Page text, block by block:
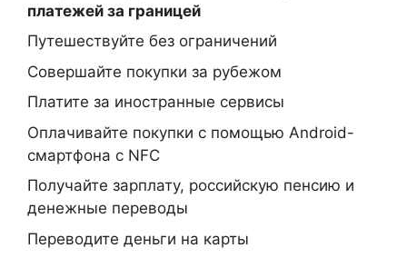
платежей за границей
Путешествуйте без ограничений
Совершайте покупки за рубежом
Платите за иностранные сервисы
Оплачивайте покупки с помощью Android-
смартфона с NFC
Получайте зарплату, российскую пенсию и
денежные переводы
Переводите деньги на карты